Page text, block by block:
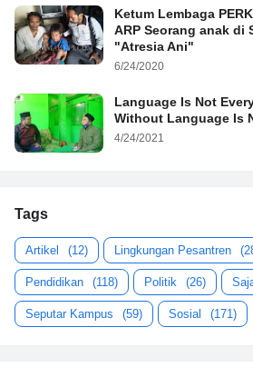
Ketum Lembaga
ARP Seorang anak di
"Atresia Ani"
6/24/2020
Language Is Not
Without Language Is
4/24/2021
Tags
Artikel (12) Lingkungan Pesantren
Pendidikan (118) Politik (26)
Seputar Kampus (59) Sosial (171)